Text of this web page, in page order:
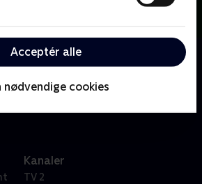
Acceptér alle
nødvendige cookies
Kanaler
TV 2